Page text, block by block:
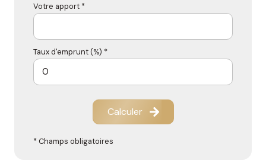
Votre apport *
Taux d'emprunt (%) *
Calculer
* Champs obligatoires